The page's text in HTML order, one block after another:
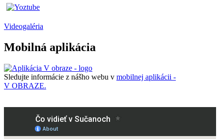
Videogaléria
Mobilná aplikácia
Sledujte informácie z nášho webu v mobilnej aplikácii -
V OBRAZE.